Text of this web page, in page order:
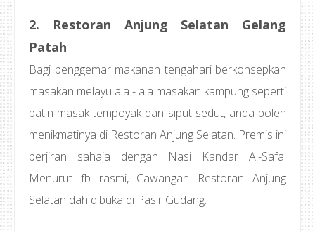
2. Restoran Anjung Selatan Gelang
Patah
Bagi penggemar makanan tengahari berkonsepkan
masakan melayu ala - ala masakan kampung seperti
patin masak tempoyak dan siput sedut, anda boleh
menikmatinya di Restoran Anjung Selatan. Premis ini
berjiran sahaja dengan Nasi Kandar Al-Safa.
Menurut fb rasmi, Cawangan Restoran Anjung
Selatan dah dibuka di Pasir Gudang.